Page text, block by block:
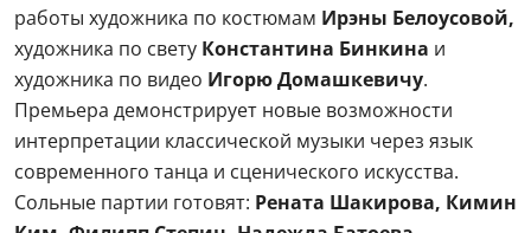
Художественное оформление спектакля дополняют